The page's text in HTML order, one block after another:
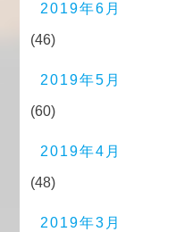
2019年6月
(46)
2019年5月
(60)
2019年4月
(48)
2019年3月